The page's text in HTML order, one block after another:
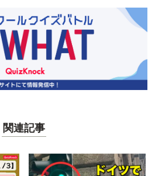
関連記事